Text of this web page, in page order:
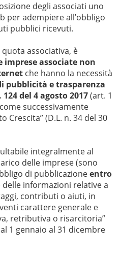
degli associati uno
per adempiere all’obbligo
pubblici ricevuti.
associativa, è
imprese associate non
che hanno la necessità
pubblicità e trasparenza
del 4 agosto 2017(art. 1
successivamente
Crescita” (D.L. n. 34 del 30
integralmente al
delle imprese (sono
di pubblicazioneentro
delle informazioni relative a
contributi o aiuti, in
carattere generale e
retributiva o risarcitoria”
1 gennaio al 31 dicembre